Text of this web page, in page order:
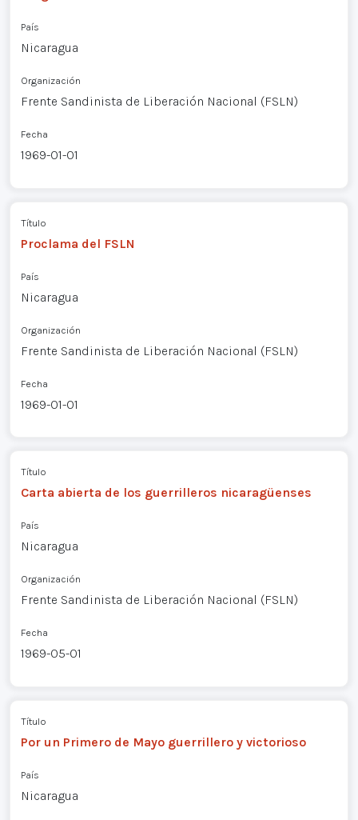
País
Nicaragua
Organización
Frente Sandinista de Liberación Nacional (FSLN)
Fecha
1969-01-01
Título
Proclama del FSLN
País
Nicaragua
Organización
Frente Sandinista de Liberación Nacional (FSLN)
Fecha
1969-01-01
Título
Carta abierta de los guerrilleros nicaragüenses
País
Nicaragua
Organización
Frente Sandinista de Liberación Nacional (FSLN)
Fecha
1969-05-01
Título
Por un Primero de Mayo guerrillero y victorioso
País
Nicaragua